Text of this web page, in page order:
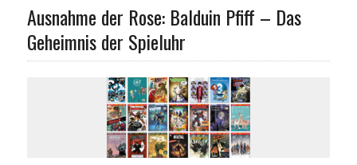
Ausnahme der Rose: Balduin Pfiff – Das
Geheimnis der Spieluhr